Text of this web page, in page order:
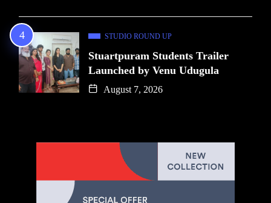
STUDIO ROUND UP
Stuartpuram Students Trailer
Launched by Venu Udugula
August 7, 2026